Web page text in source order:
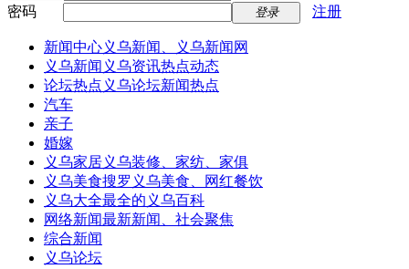
密码
登录 注册
新闻中心义乌新闻、义乌新闻网
义乌新闻 义乌资讯热点动态
论坛热点 义乌论坛新闻热点
汽车
亲子
婚嫁
义乌家居义乌装修、家纺、家俱
义乌美食搜罗义乌美食、网红餐饮
义乌大全最全的义乌百科
网络新闻最新新闻、社会聚焦
综合新闻
义乌论坛